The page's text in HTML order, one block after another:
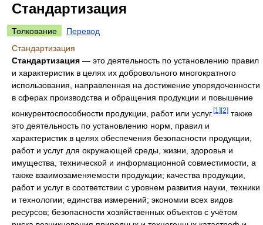
Стандартизация
Толкование
Перевод
Стандартизация
Стандартизация — это деятельность по установлению правил
и характеристик в целях их добровольного многократного
использования, направленная на достижение упорядоченности
в сферах производства и обращения продукции и повышение
конкурентоспособности продукции, работ или услуг.[1][2] также
это деятельность по установлению норм, правил и
характеристик в целях обеспечения безопасности продукции,
работ и услуг для окружающей среды, жизни, здоровья и
имущества, технической и информационной совместимости, а
также взаимозаменяемости продукции; качества продукции,
работ и услуг в соответствии с уровнем развития науки, техники
и технологии; единства измерений; экономии всех видов
ресурсов; безопасности хозяйственных объектов с учётом